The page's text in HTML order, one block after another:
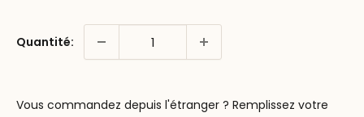
Quantité:
Vous commandez depuis l'étranger ? Remplissez votre